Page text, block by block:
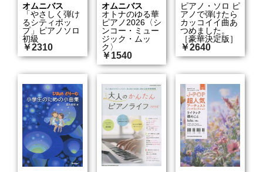
オムニバス
「やさしく弾け
るシティポッ
プ」ピアノソロ
初級
￥2310
オムニバス
オトナのゆる華
ピアノ2026〈シ
ンコー・ミュー
ジック・ムッ
ク〉
￥1540
ピアノ・ソロ ピ
アノで弾けたら
カッコイイ曲あ
つめました。
［豪華決定版］
￥2640